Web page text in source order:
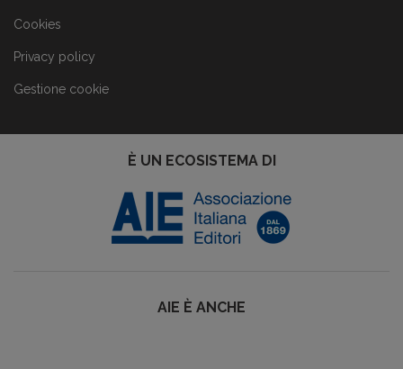
Cookies
Privacy policy
Gestione cookie
È UN ECOSISTEMA DI
AIE È ANCHE